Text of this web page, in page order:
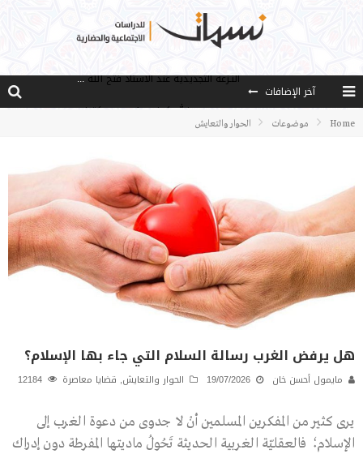
آخر الإضافات
مصادر العلم وسببه
النـزعة التجديدية عند الأستاذ فتح الله كولن
Home موضوعات الحوار والتعايش
هل يرفض الغرب رسالة السلام التي جاء بها الإسلام؟
مايمول أحسن خان 19/07/2026 الحوار والتعايش, قضايا معاصرة
يرى كثير من المفكرين المسلمين أنْ لا جدوى من دعوة الغرب إلى
الإسلام؛ فالعقليّة الغربية الحديثة تَحُولُ ماديتها المفرطة دون إدراك